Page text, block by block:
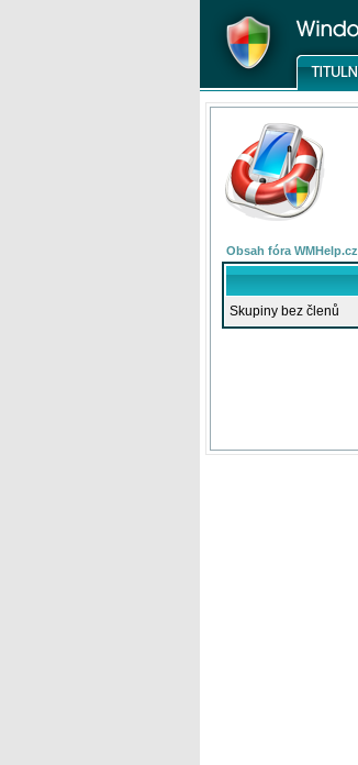
Obsah fóra WMHelp.cz
Skupiny bez členů